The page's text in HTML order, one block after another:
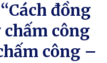
Cách đồng
công
công –